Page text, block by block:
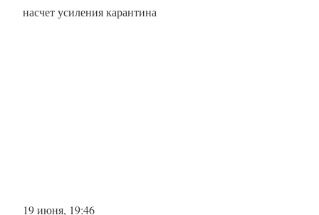
насчет усиления карантина
19 июня, 19:46